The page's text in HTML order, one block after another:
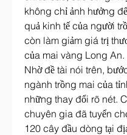
không chỉ ảnh hưởng
quả kinh tế của người
còn làm giảm giá trị
của mai vàng Long An.
Nhờ đề tài nói trên,
ngành trồng mai của
những thay đổi rõ nét.
chuyên gia đã tuyển
120 cây đầu dòng tại